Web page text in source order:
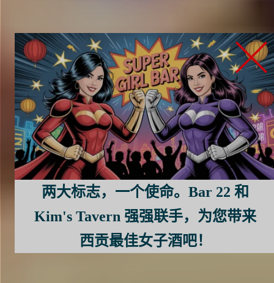
两大标志，一个使命。Bar 22 和
Kim's Tavern 强强联手，为您带来
西贡最佳女子酒吧！